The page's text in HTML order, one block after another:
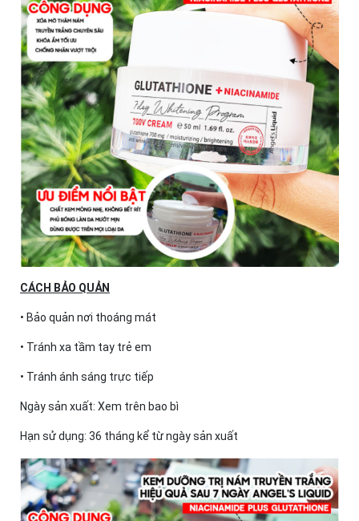
CÁCH BẢO QUẢN
• Bảo quản nơi thoáng mát
• Tránh xa tầm tay trẻ em
• Tránh ánh sáng trực tiếp
Ngày sản xuất: Xem trên bao bì
Hạn sử dụng: 36 tháng kể từ ngày sản xuất